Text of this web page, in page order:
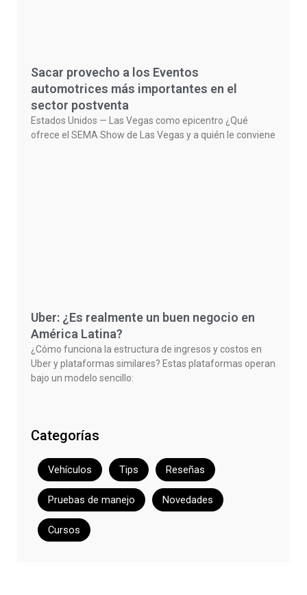
Sacar provecho a los Eventos
automotrices más importantes en el
sector postventa
Estados Unidos — Las Vegas como epicentro ¿Qué
ofrece el SEMA Show de Las Vegas y a quién le conviene
Uber: ¿Es realmente un buen negocio en
América Latina?
¿Cómo funciona la estructura de ingresos y costos en
Uber y plataformas similares? Estas plataformas operan
bajo un modelo sencillo:
Categorías
Vehículos Tips Reseñas
Pruebas de manejo Novedades
Cursos